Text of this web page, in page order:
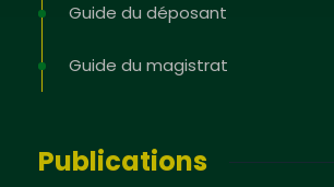
Guide du déposant
Guide du magistrat
Publications